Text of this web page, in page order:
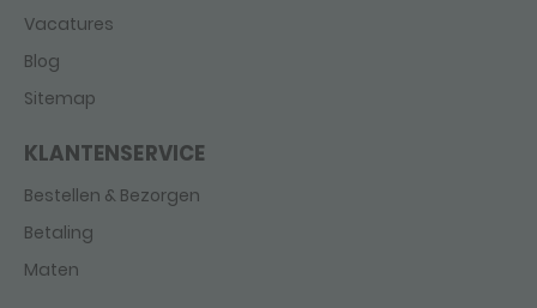
Vacatures
Blog
Sitemap
KLANTENSERVICE
Bestellen & Bezorgen
Betaling
Maten